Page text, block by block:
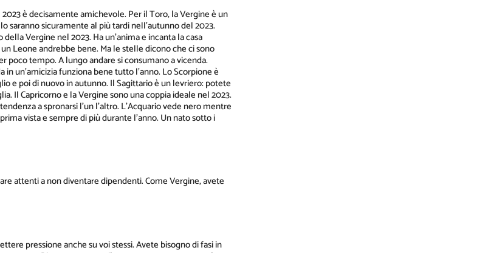
è decisamente amichevole. Per il Toro, la Vergine è un
saranno sicuramente al più tardi nell'autunno del 2023.
Vergine nel 2023. Ha un'anima e incanta la casa
Leone andrebbe bene. Ma le stelle dicono che ci sono
tempo. A lungo andare si consumano a vicenda.
in un'amicizia funziona bene tutto l'anno. Lo Scorpione è
e poi di nuovo in autunno. Il Sagittario è un levriero: potete
Il Capricorno e la Vergine sono una coppia ideale nel 2023.
a spronarsi l'un l'altro. L'Acquario vede nero mentre
vista e sempre di più durante l'anno. Un nato sotto i
attenti a non diventare dipendenti. Come Vergine, avete
pressione anche su voi stessi. Avete bisogno di fasi in